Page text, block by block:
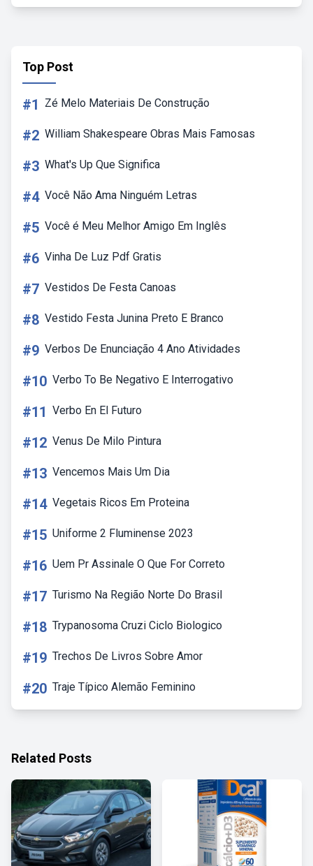
Top Post
#1 Zé Melo Materiais De Construção
#2 William Shakespeare Obras Mais Famosas
#3 What's Up Que Significa
#4 Você Não Ama Ninguém Letras
#5 Você é Meu Melhor Amigo Em Inglês
#6 Vinha De Luz Pdf Gratis
#7 Vestidos De Festa Canoas
#8 Vestido Festa Junina Preto E Branco
#9 Verbos De Enunciação 4 Ano Atividades
#10 Verbo To Be Negativo E Interrogativo
#11 Verbo En El Futuro
#12 Venus De Milo Pintura
#13 Vencemos Mais Um Dia
#14 Vegetais Ricos Em Proteina
#15 Uniforme 2 Fluminense 2023
#16 Uem Pr Assinale O Que For Correto
#17 Turismo Na Região Norte Do Brasil
#18 Trypanosoma Cruzi Ciclo Biologico
#19 Trechos De Livros Sobre Amor
#20 Traje Típico Alemão Feminino
Related Posts